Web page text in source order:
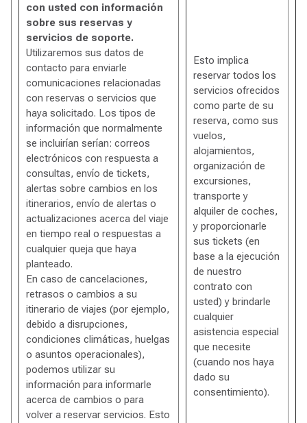
con usted con información
sobre sus reservas y
servicios de soporte.
Utilizaremos sus datos de
contacto para enviarle
comunicaciones relacionadas
con reservas o servicios que
haya solicitado. Los tipos de
información que normalmente
se incluirían serían: correos
electrónicos con respuesta a
consultas, envío de tickets,
alertas sobre cambios en los
itinerarios, envío de alertas o
actualizaciones acerca del viaje
en tiempo real o respuestas a
cualquier queja que haya
planteado.
En caso de cancelaciones,
retrasos o cambios a su
itinerario de viajes (por ejemplo,
debido a disrupciones,
condiciones climáticas, huelgas
o asuntos operacionales),
podemos utilizar su
información para informarle
acerca de cambios o para
volver a reservar servicios. Esto
Esto implica
reservar todos los
servicios ofrecidos
como parte de su
reserva, como sus
vuelos,
alojamientos,
organización de
excursiones,
transporte y
alquiler de coches,
y proporcionarle
sus tickets (en
base a la ejecución
de nuestro
contrato con
usted) y brindarle
cualquier
asistencia especial
que necesite
(cuando nos haya
dado su
consentimiento).